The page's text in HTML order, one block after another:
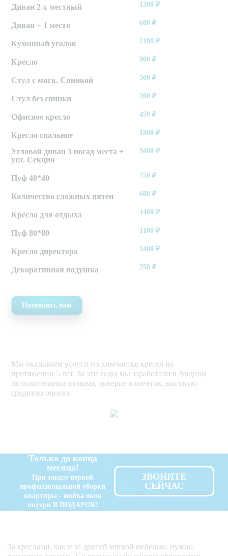
Диван 2-х местный 1200 ₽
Диван + 1 место 600 ₽
Кухонный уголок 2100 ₽
Кресло 900 ₽
Стул с мягк. Спинкой 500 ₽
Стул без спинки 200 ₽
Офисное кресло 450 ₽
Кресло спальное 1800 ₽
Угловой диван 3 посад места +
угл. Секция
3400 ₽
Пуф 40*40 750 ₽
Количество сложных пятен 600 ₽
Кресло для отдыха 1400 ₽
Пуф 80*80 1100 ₽
Кресло директора 1400 ₽
Декоративная подушка 250 ₽
Позвонить нам
Мы оказываем услуги по химчистке кресел на
протяжении 5 лет. За эти годы мы заработали в Видном
положительные отзывы, доверие клиентов, высокую
среднюю оценку.
Только до конца
месяца!
При заказе первой
профессиональной уборки
квартиры - мойка окон
внутри В ПОДАРОК!
ЗВОНИТЕ
СЕЙЧАС
За креслами, как и за другой мягкой мебелью, нужно